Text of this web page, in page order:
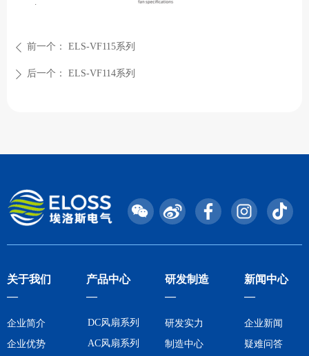
ꄴ 前一个： ELS-VF115系列
ꄲ 后一个： ELS-VF114系列
关于我们
—
企业简介
企业优势
研发制造
—
研发实力
制造中心
新闻中心
—
企业新闻
疑难问答
产品中心
—
DC风扇系列
AC风扇系列